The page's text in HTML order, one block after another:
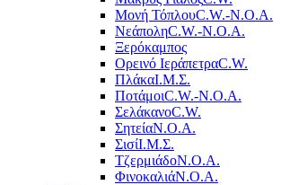
Μονή ΤόπλουC.W.-Ν.Ο.Α.
ΝεάποληC.W.-Ν.Ο.Α.
Ξερόκαμπος
Ορεινό ΙεράπετραC.W.
ΠλάκαΙ.Μ.Σ.
ΠοτάμοιC.W.-Ν.Ο.Α.
ΣελάκανοC.W.
ΣητείαΝ.Ο.Α.
ΣισίΙ.Μ.Σ.
ΤζερμιάδοΝ.Ο.Α.
ΦινοκαλιάΝ.Ο.Α.